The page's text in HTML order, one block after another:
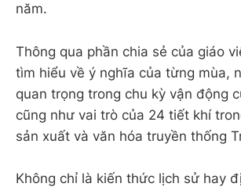
năm.
Thông qua phần chia sẻ của giáo
tìm hiểu về ý nghĩa của từng mùa,
quan trọng trong chu kỳ vận động
cũng như vai trò của 24 tiết khí
sản xuất và văn hóa truyền thống
Không chỉ là kiến thức lịch sử hay